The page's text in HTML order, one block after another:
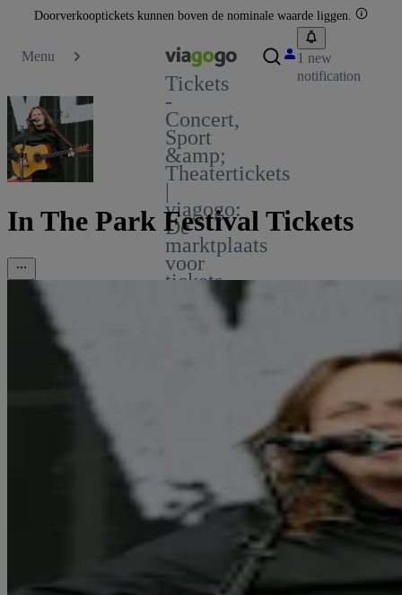
Doorverkooptickets kunnen boven de nominale waarde liggen.
Menu
Tickets
-
Concert,
Sport
&amp;
Theatertickets
|
viagogo:
De
marktplaats
voor
tickets
1 new
notification
In The Park Festival Tickets